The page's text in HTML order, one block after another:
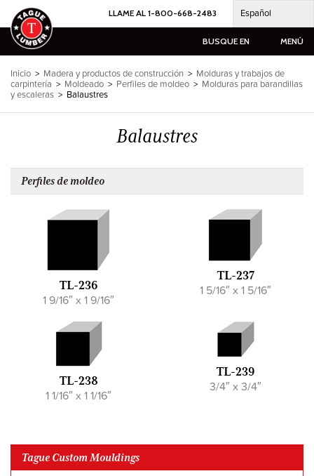
al
contenido
LLAME AL 1-800-668-2483 Español
BUSQUE EN MENÚ
Inicio > Madera y productos de construcción > Molduras y trabajos de
carpintería > Moldeado > Perfiles de moldeo > Molduras para barandillas
y escaleras > Balaustres
Balaustres
Perfiles de moldeo
TL-236
1 9/16″ x 1 9/16″
TL-237
1 5/16″ x 1 5/16″
TL-238
1 1/16″ x 1 1/16″
TL-239
3/4″ x 3/4″
Tague Custom Mouldings